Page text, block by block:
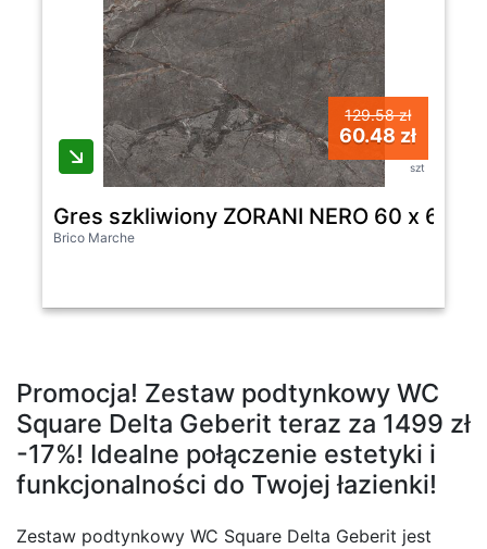
129.58 zł
60.48 zł
szt
Gres szkliwiony ZORANI NERO 60 x 60 x
Brico Marche
Promocja! Zestaw podtynkowy WC
Square Delta Geberit teraz za 1499 zł
-17%! Idealne połączenie estetyki i
funkcjonalności do Twojej łazienki!
Zestaw podtynkowy WC Square Delta Geberit jest